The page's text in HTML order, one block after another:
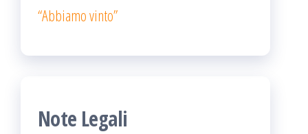
“Abbiamo vinto”
Note Legali